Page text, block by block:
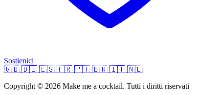
Sostienici
🇬🇧 🇩🇪 🇪🇸 🇫🇷 🇵🇹 🇧🇷 🇮🇹 🇳🇱
Copyright © 2026 Make me a cocktail. Tutti i diritti riservati